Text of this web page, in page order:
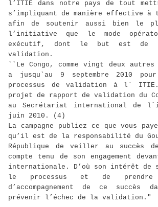
l’ITIE dans notre pays de tout
s’impliquant de manière effective à
afin de soutenir aussi bien le
l’initiative que le mode
exécutif, dont le but est de
validation.
``Le Congo, comme vingt deux
a jusqu`au 9 septembre 2010
processus de validation à l` ITIE.
projet de rapport de validation du
au Secrétariat international de
juin 2010. (4)
La campagne publiez ce que vous
qu’il est de la responsabilité du
République de veiller au succès
compte tenu de son engagement
internationale. D’où son intérêt de
le processus et de prendre
d’accompagnement de ce
prévenir l’échec de la validation."